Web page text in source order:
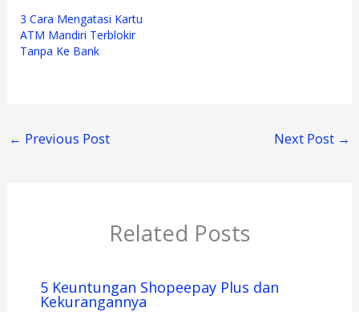
3 Cara Mengatasi Kartu
ATM Mandiri Terblokir
Tanpa Ke Bank
← Previous Post Next Post →
Related Posts
5 Keuntungan Shopeepay Plus dan
Kekurangannya